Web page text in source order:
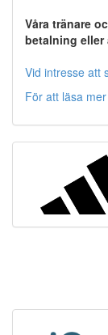
Våra tränare
betalning eller
Vid intresse att
För att läsa